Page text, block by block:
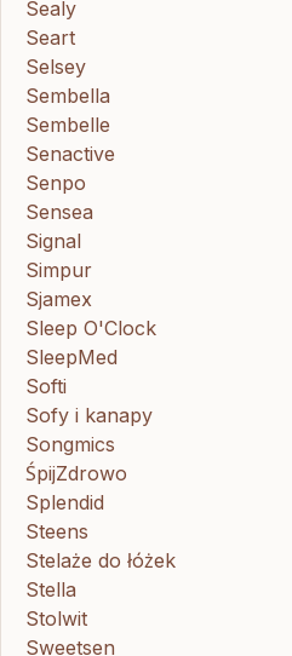
Sealy
Seart
Selsey
Sembella
Sembelle
Senactive
Senpo
Sensea
Signal
Simpur
Sjamex
Sleep O'Clock
SleepMed
Softi
Sofy i kanapy
Songmics
ŚpijZdrowo
Splendid
Steens
Stelaże do łóżek
Stella
Stolwit
Sweetsen